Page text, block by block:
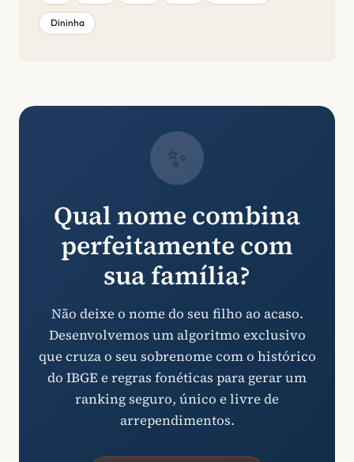
Dininha
✨
Qual nome combina
perfeitamente com
sua família?
Não deixe o nome do seu filho ao acaso.
Desenvolvemos um algoritmo exclusivo
que cruza o seu sobrenome com o histórico
do IBGE e regras fonéticas para gerar um
ranking seguro, único e livre de
arrependimentos.